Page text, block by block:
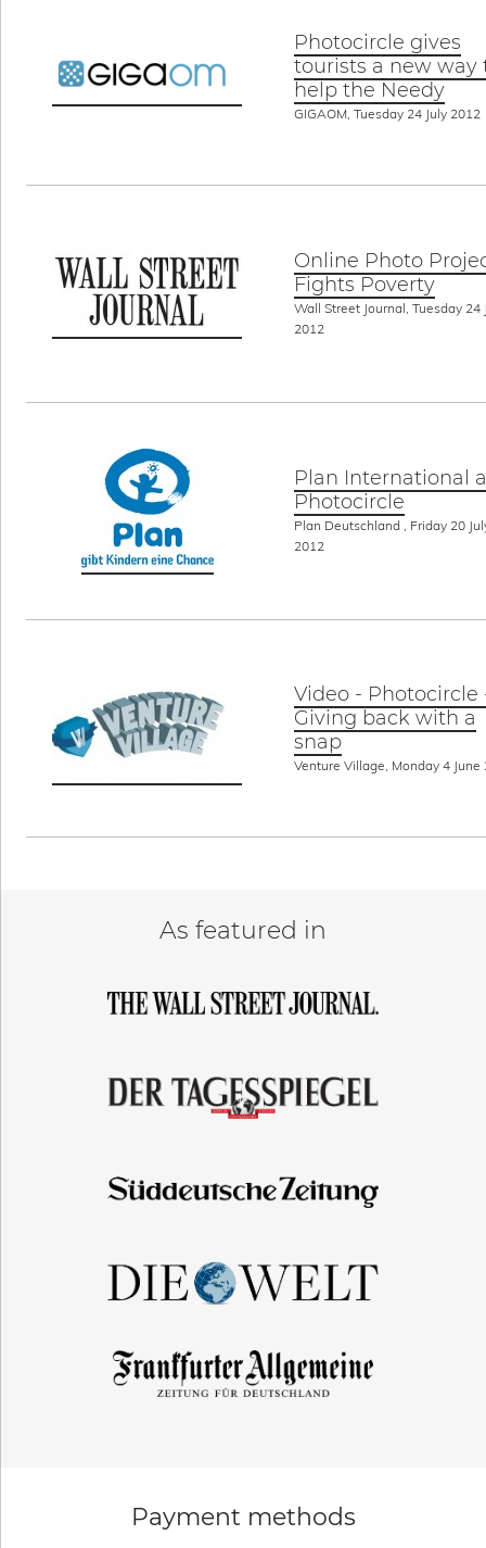
Photocircle gives
tourists a new way
help the Needy
GIGAOM, Tuesday 24 July 2012
Online Photo
Fights Poverty
Wall Street Journal, Tuesday 24
2012
Plan International
Photocircle
Plan Deutschland , Friday 20
2012
Video - Photocircle
Giving back with a
snap
Venture Village, Monday 4 June
As featured in
Payment methods